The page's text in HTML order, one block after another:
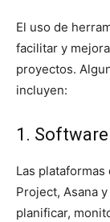
El uso de
facilitar y
proyectos.
incluyen:
1.
Las
Project, Asana
planificar,